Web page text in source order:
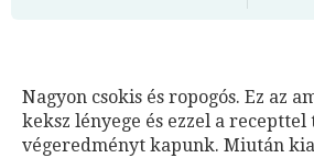
Nagyon csokis és ropogós. Ez az
keksz lényege és ezzel a recepttel
végeredményt kapunk. Miután